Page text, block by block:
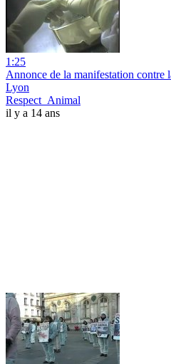
1:25
Annonce de la manifestation
Lyon
Respect_Animal
il y a 14 ans